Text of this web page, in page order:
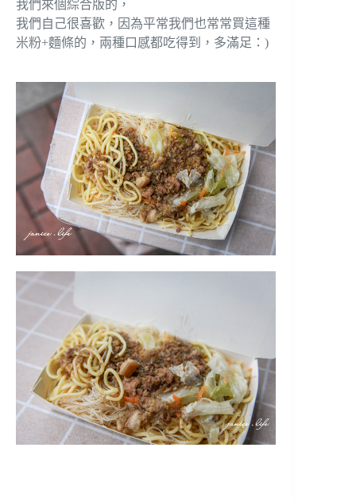
我們來個綜合版的，
我們自己很喜歡，因為平常我們也常常買這種
米粉+麵條的，兩種口感都吃得到，多滿足：)